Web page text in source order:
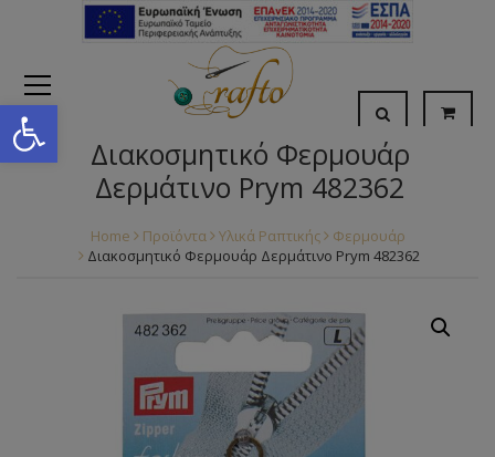
Open toolbar
Διακοσμητικό Φερμουάρ
Δερμάτινο Prym 482362
Home Προϊόντα Υλικά Ραπτικής
Φερμουάρ
Διακοσμητικό Φερμουάρ Δερμάτινο Prym 482362